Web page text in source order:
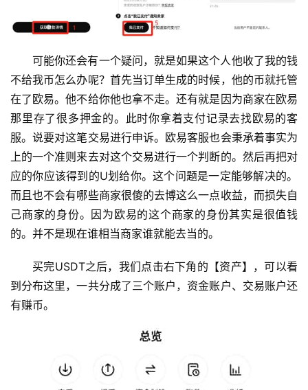
可能你还会有一个疑问，就是如果这个人他收了我的钱
不给我币怎么办呢？首先当订单生成的时候，他的币就托管
在了欧易。他不给你他也拿不走。还有就是因为商家在欧易
那里存了很多押金的。此时你拿着支付记录去找欧易的客
服。说要对这笔交易进行申诉。欧易客服也会秉承着事实为
上的一个准则来去对这个交易进行一个判断的。然后再把对
应的你应该得到的U划给你。这个问题是一定能够解决的。
而且也不会有哪些商家很傻的去博这么一点收益，而损失自
己商家的身份。因为欧易的这个商家的身份其实是很值钱
的。并不是现在谁相当商家谁就能去当的。
买完USDT之后，我们点击右下角的【资产】，可以看
到分布这里，一共分成了三个账户，资金账户、交易账户还
有赚币。